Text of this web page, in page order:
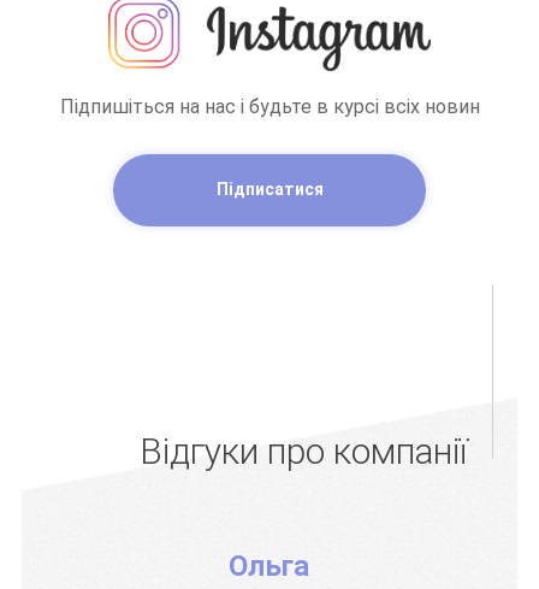
Підпишіться на нас і будьте в курсі всіх новин
Підписатися
Відгуки про компанії
Ольга